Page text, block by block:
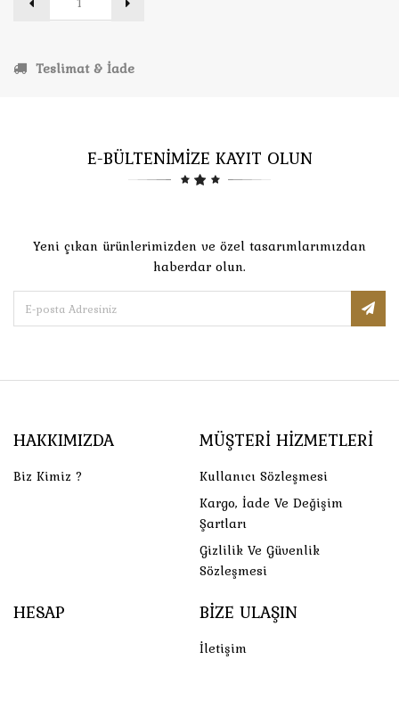
Teslimat & İade
E-BÜLTENİMİZE KAYIT OLUN
Yeni çıkan ürünlerimizden ve özel tasarımlarımızdan
haberdar olun.
HAKKIMIZDA
Biz Kimiz ?
MÜŞTERI HIZMETLERI
Kullanıcı Sözleşmesi
Kargo, İade Ve Değişim
Şartları
Gizlilik Ve Güvenlik
Sözleşmesi
HESAP BIZE ULAŞIN
İletişim